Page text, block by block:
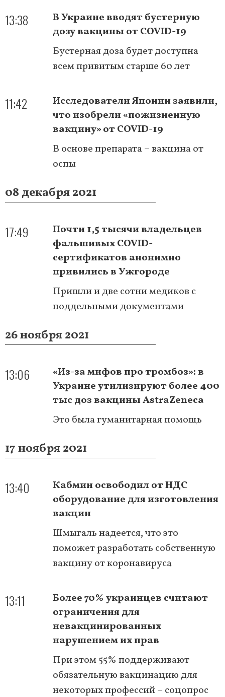
13:38
В Украине вводят бустерную
дозу вакцины от COVID-19
Бустерная доза будет доступна
всем привитым старше 60 лет
11:42
Исследователи Японии заявили,
что изобрели «пожизненную
вакцину» от COVID-19
В основе препарата – вакцина от
оспы
08 декабря 2021
17:49
Почти 1,5 тысячи владельцев
фальшивых COVID-
сертификатов анонимно
привились в Ужгороде
Пришли и две сотни медиков с
поддельными документами
26 ноября 2021
13:06
«Из-за мифов про тромбоз»: в
Украине утилизируют более 400
тыс доз вакцины AstraZeneca
Это была гуманитарная помощь
17 ноября 2021
13:40
Кабмин освободил от НДС
оборудование для изготовления
вакцин
Шмыгаль надеется, что это
поможет разработать собственную
вакцину от коронавируса
13:11
Более 70% украинцев считают
ограничения для
невакцинированных
нарушением их прав
При этом 55% поддерживают
обязательную вакцинацию для
некоторых профессий – соцопрос